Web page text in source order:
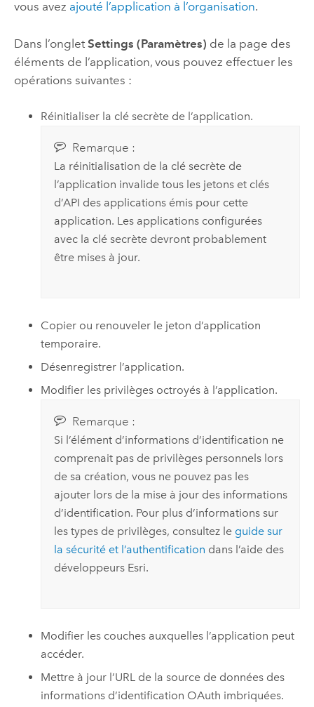
vous avez ajouté l’application à l’organisation.
Dans l’onglet Settings (Paramètres) de la page des
éléments de l’application, vous pouvez effectuer les
opérations suivantes :
Réinitialiser la clé secrète de l’application.
Remarque :
La réinitialisation de la clé secrète de
l’application invalide tous les jetons et clés
d’API des applications émis pour cette
application. Les applications configurées
avec la clé secrète devront probablement
être mises à jour.
Copier ou renouveler le jeton d’application
temporaire.
Désenregistrer l’application.
Modifier les privilèges octroyés à l’application.
Remarque :
Si l’élément d’informations d’identification ne
comprenait pas de privilèges personnels lors
de sa création, vous ne pouvez pas les
ajouter lors de la mise à jour des informations
d’identification. Pour plus d’informations sur
les types de privilèges, consultez le guide sur
la sécurité et l’authentification dans l’aide des
développeurs Esri.
Modifier les couches auxquelles l’application peut
accéder.
Mettre à jour l’URL de la source de données des
informations d’identification OAuth imbriquées.